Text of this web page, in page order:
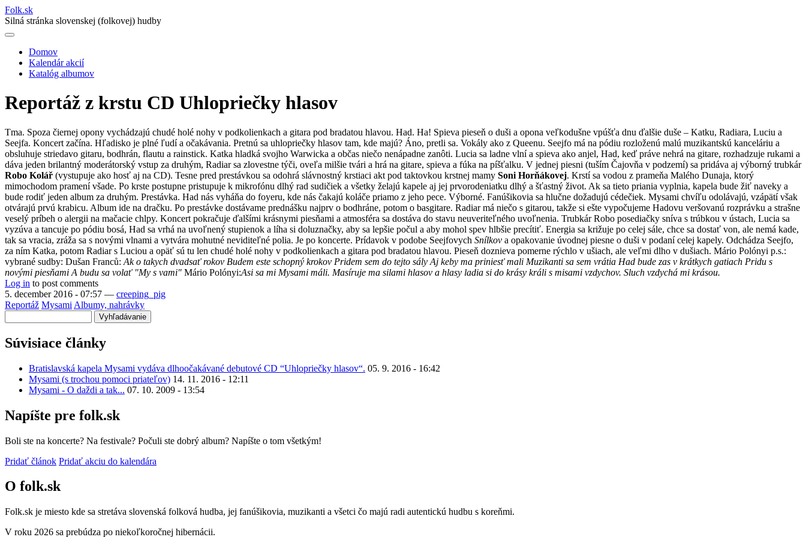
Folk.sk
Silná stránka slovenskej (folkovej) hudby
Main
navigation
Domov
Kalendár akcií
Katalóg albumov
Reportáž z krstu CD Uhlopriečky hlasov
Tma. Spoza čiernej opony vychádzajú chudé holé nohy v podkolienkach a gitara pod bradatou hlavou. Had. Ha! Spieva pieseň o duši a opona veľkodušne vpúšťa dnu ďalšie duše – Katku, Radiara, Luciu a
Seejfa. Koncert začína. Hľadisko je plné ľudí a očakávania. Pretnú sa uhlopriečky hlasov tam, kde majú? Áno, pretli sa. Vokály ako z Queenu. Seejfo má na pódiu rozloženú malú muzikantskú kanceláriu a
obsluhuje striedavo gitaru, bodhrán, flautu a rainstick. Katka hladká svojho Warwicka a občas niečo nenápadne zanôti. Lucia sa ladne vlní a spieva ako anjel, Had, keď práve nehrá na gitare, rozhadzuje rukami a
dáva jeden brilantný moderátorský vstup za druhým, Radiar sa zlovestne týči, oveľa milšie tvári a hrá na gitare, spieva a fúka na píšťalku. V jednej piesni (tuším Čajovňa v podzemí) sa pridáva aj výborný trubkár
Robo Kolář (vystupuje ako hosť aj na CD). Tesne pred prestávkou sa odohrá slávnostný krstiaci akt pod taktovkou krstnej mamy Soni Horňákovej. Krstí sa vodou z prameňa Malého Dunaja, ktorý
mimochodom pramení všade. Po krste postupne pristupuje k mikrofónu dlhý rad sudičiek a všetky želajú kapele aj jej prvorodeniatku dlhý a šťastný život. Ak sa tieto priania vyplnia, kapela bude žiť naveky a
bude rodiť jeden album za druhým. Prestávka. Had nás vyháňa do foyeru, kde nás čakajú koláče priamo z jeho pece. Výborné. Fanúšikovia sa hlučne dožadujú cédečiek. Mysami chvíľu odolávajú, vzápätí však
otvárajú prvú krabicu. Album ide na dračku. Po prestávke dostávame prednášku najprv o bodhráne, potom o basgitare. Radiar má niečo s gitarou, takže si ešte vypočujeme Hadovu veršovanú rozprávku a strašne
veselý príbeh o alergii na mačacie chlpy. Koncert pokračuje ďalšími krásnymi piesňami a atmosféra sa dostáva do stavu neuveriteľného uvoľnenia. Trubkár Robo posediačky sníva s trúbkou v ústach, Lucia sa
vyzúva a tancuje po pódiu bosá, Had sa vrhá na uvoľnený stupienok a líha si doluznačky, aby sa lepšie počul a aby mohol spev hlbšie precítiť. Energia sa križuje po celej sále, chce sa dostať von, ale nemá kade,
tak sa vracia, zráža sa s novými vlnami a vytvára mohutné neviditeľné polia. Je po koncerte. Prídavok v podobe Seejfovych Snílkov a opakovanie úvodnej piesne o duši v podaní celej kapely. Odchádza Seejfo,
za ním Katka, potom Radiar s Luciou a opäť sú tu len chudé holé nohy v podkolienkach a gitara pod bradatou hlavou. Pieseň doznieva pomerne rýchlo v ušiach, ale veľmi dlho v dušiach. Mário Polónyi p.s.:
vybrané sudby: Dušan Franců: Ak o takych dvadsať rokov Budem este schopný krokov Pridem sem do tejto sály Aj keby ma priniesť mali Muzikanti sa sem vrátia Had bude zas v krátkych gatiach Pridu s
novými piesňami A budu sa volať "My s vami" Mário Polónyi:Asi sa mi Mysami máli. Masíruje ma silami hlasov a hlasy ladia si do krásy králi s misami vzdychov. Sluch vzdychá mi krásou.
Log in to post comments
5. december 2016 - 07:57 — creeping_pig
Reportáž Mysami Albumy, nahrávky
Súvisiace články
Bratislavská kapela Mysami vydáva dlhoočakávané debutové CD “Uhlopriečky hlasov“. 05. 9. 2016 - 16:42
Mysami (s trochou pomoci priateľov) 14. 11. 2016 - 12:11
Mysami - O daždi a tak... 07. 10. 2009 - 13:54
Napíšte pre folk.sk
Boli ste na koncerte? Na festivale? Počuli ste dobrý album? Napíšte o tom všetkým!
Pridať článok Pridať akciu do kalendára
O folk.sk
Folk.sk je miesto kde sa stretáva slovenská folková hudba, jej fanúšikovia, muzikanti a všetci čo majú radi autentickú hudbu s koreňmi.
V roku 2026 sa prebúdza po niekoľkoročnej hibernácii.